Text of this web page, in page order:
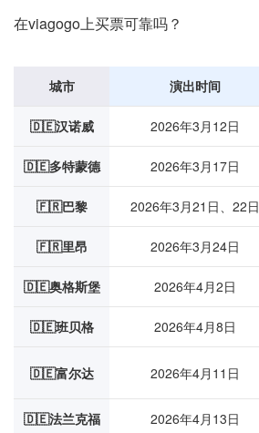
在viagogo上买票可靠吗？
城市 演出时间
🇩🇪汉诺威 2026年3月12日
🇩🇪多特蒙德 2026年3月17日
🇫🇷巴黎 2026年3月21日、22日
🇫🇷里昂 2026年3月24日
🇩🇪奥格斯堡 2026年4月2日
🇩🇪班贝格 2026年4月8日
🇩🇪富尔达 2026年4月11日
🇩🇪法兰克福
2026年4月13日